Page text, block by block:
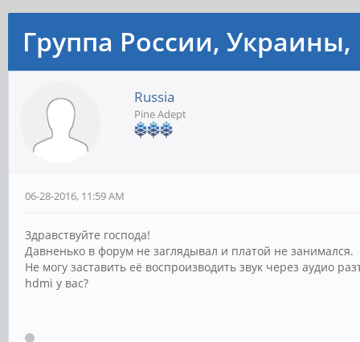
Группа России, Украины,
Russia
Pine Adept
06-28-2016, 11:59 AM
Здравствуйте господа!
Давненько в форум не заглядывал и платой не занимался.
Не могу заставить её воспроизводить звук через аудио
hdmi у вас?